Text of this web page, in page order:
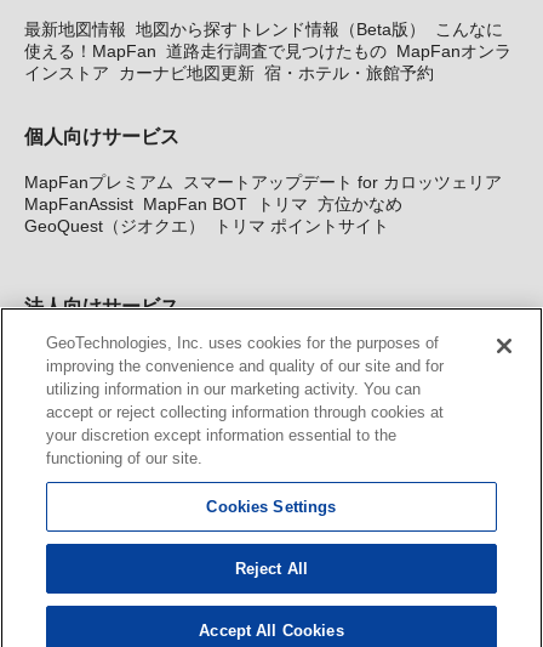
最新地図情報 地図から探すトレンド情報（Beta版）
こんなに
使える！MapFan 道路走行調査で見つけたもの MapFanオンラ
インストア
カーナビ地図更新 宿・ホテル・旅館予約
個人向けサービス
MapFanプレミアム
スマートアップデート for カロッツェリア
MapFanAssist MapFan BOT トリマ 方位かなめ
GeoQuest（ジオクエ）
トリマ ポイントサイト
法人向けサービス
法人向け地図・位置情報サービス WEBサイト・システム向け地
図API Windows PC向け地図開発キット MapFan DB 住所確認
サービス
MAP WORLD+ トリマ広告 Geo-Research
カーナビ地図更新サービス
MapFan スマートメンバーズ カロッツェリア地図割プラス
KENWOOD MapFan Club
© GeoTechnologies, Inc.
GeoTechnologies, Inc. uses cookies for the purposes of
improving the convenience and quality of our site and for
utilizing information in our marketing activity. You can
accept or reject collecting information through cookies at
your discretion except information essential to the
functioning of our site.
Cookies Settings
Reject All
Accept All Cookies